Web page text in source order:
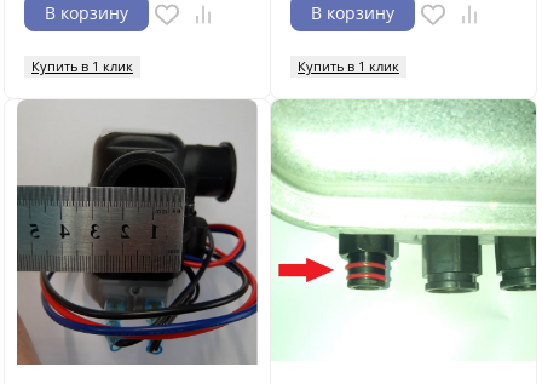
В корзину
Купить в 1 клик
В корзину
Купить в 1 клик